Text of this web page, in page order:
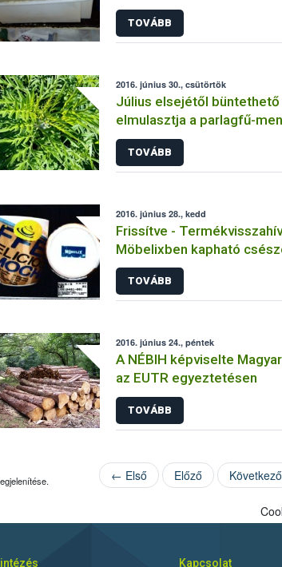
TOVÁBB
2016. június 30., csütörtök
Július elsejétől büntethető
elmulasztja a parlagfű-
TOVÁBB
2016. június 28., kedd
Frissítve -
Möbelixben kapható
TOVÁBB
2016. június 24., péntek
A NÉBIH képviselte
az EUTR egyeztetésen
TOVÁBB
← Első Előző Következő
Kapcsolat